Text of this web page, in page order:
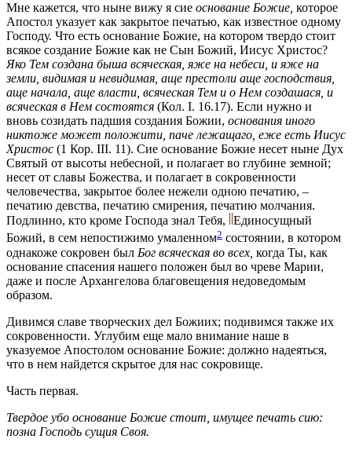
Мне кажется, что ныне вижу я сие основание Божие, которое
Апостол указует как закрытое печатью, как известное одному
Господу. Что есть основание Божие, на котором твердо стоит
всякое создание Божие как не Сын Божий, Иисус Христос?
Яко Тем создана быша всяческая, яже на небеси, и яже на
земли, видимая и невидимая, аще престоли аще господствия,
аще начала, аще власти, всяческая Тем и о Нем создашася, и
всяческая в Нем состоятся (Кол. I. 16.17). Если нужно и
вновь созидать падшия создания Божии, основания иного
никтоже может положити, паче лежащаго, еже есть Иисус
Христос (1 Кор. III. 11). Сие основание Божие несет ныне Дух
Святый от высоты небесной, и полагает во глубине земной;
несет от славы Божества, и полагает в сокровенности
человечества, закрытое более нежели одною печатию, –
печатию девства, печатию смирения, печатию молчания.
Подлинно, кто кроме Господа знал Тебя,
Единосущный
Божий, в сем непостижимо умаленном2 состоянии, в котором
однакоже сокровен был Бог всяческая во всех, когда Ты, как
основание спасения нашего положен был во чреве Марии,
даже и после Архангелова благовещения недоведомым
образом.
Дивимся славе творческих дел Божиих; подивимся также их
сокровенности. Углубим еще мало внимание наше в
указуемое Апостолом основание Божие: должно надеяться,
что в нем найдется скрытое для нас сокровище.
Часть первая.
Твердое убо основание Божие стоит, имущее печать сию:
позна Господь сущия Своя.